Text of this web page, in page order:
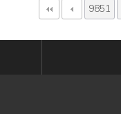
9851
다음 맨끝